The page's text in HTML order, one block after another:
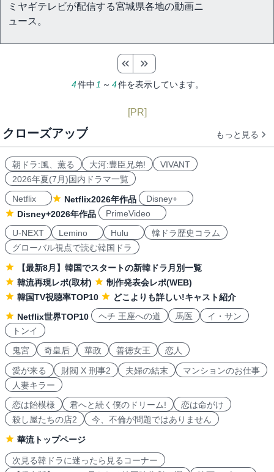
ミヤギテレビが配信する宮城県各地の動画ニ
ュース。
4件中 1 ～ 4件を表示しています。
[PR]
クローズアップ もっと見る
朝ドラ:風、薫る 大河:豊臣兄弟!
VIVANT
2026年夏(7月)国内ドラマ一覧
Netflix
Netflix2026年作品
Disney+
Disney+2026年作品
PrimeVideo
U-NEXT
Lemino Hulu
韓ドラ歴史コラム
グローバル視点で読む韓国ドラ
【最新8月】韓国でスタートの新韓ドラ月別一覧
韓流再現レポ(取材)
制作発表会レポ(WEB)
韓国TV視聴率TOP10
どこよりも詳しい!キャスト紹介
Netflix世界TOP10
ヘチ 王座への道 馬医
イ・サン
トンイ
鬼宮
奇皇后 華政 善徳女王 恋人
愛が来る 財閥 X 刑事2 夫婦の結末
マンションのお仕事
人妻キラー
恋は飴模様
君へと続く僕のドリーム!
恋は命がけ
殺し屋たちの店2
今、不倫が問題ではありません
華流トップページ
次見る韓ドラに迷ったら見るコーナー